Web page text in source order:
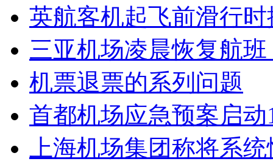
英航客机起飞前滑行
三亚机场凌晨恢复航
机票退票的系列问题
首都机场应急预案启
上海机场集团称将系